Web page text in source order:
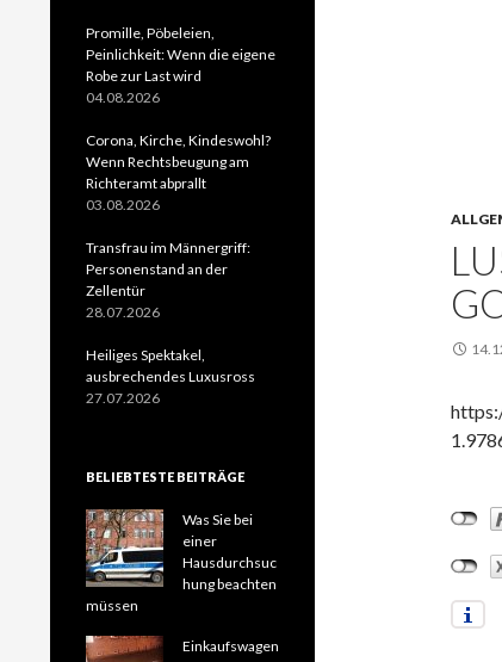
Promille, Pöbeleien,
Peinlichkeit: Wenn die eigene
Robe zur Last wird
04.08.2026
Corona, Kirche, Kindeswohl?
Wenn Rechtsbeugung am
Richteramt abprallt
03.08.2026
Transfrau im Männergriff:
Personenstand an der
Zellentür
28.07.2026
Heiliges Spektakel,
ausbrechendes Luxusross
27.07.2026
BELIEBTESTE BEITRÄGE
Was Sie bei
einer
Hausdurchsuc
hung beachten
müssen
Einkaufswagen